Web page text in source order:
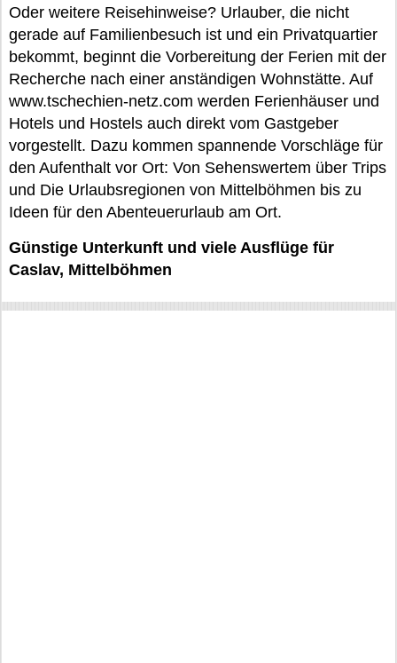
Oder weitere Reisehinweise? Urlauber, die nicht
gerade auf Familienbesuch ist und ein Privatquartier
bekommt, beginnt die Vorbereitung der Ferien mit der
Recherche nach einer anständigen Wohnstätte. Auf
www.tschechien-netz.com werden Ferienhäuser und
Hotels und Hostels auch direkt vom Gastgeber
vorgestellt. Dazu kommen spannende Vorschläge für
den Aufenthalt vor Ort: Von Sehenswertem über Trips
und Die Urlaubsregionen von Mittelböhmen bis zu
Ideen für den Abenteuerurlaub am Ort.
Günstige Unterkunft und viele Ausflüge für
Caslav, Mittelböhmen